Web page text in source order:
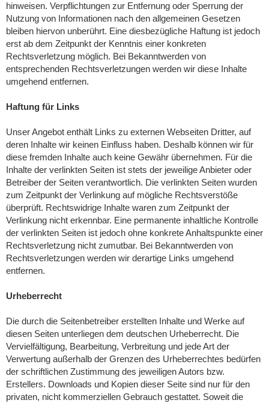
hinweisen. Verpflichtungen zur Entfernung oder Sperrung der
Nutzung von Informationen nach den allgemeinen Gesetzen
bleiben hiervon unberührt. Eine diesbezügliche Haftung ist jedoch
erst ab dem Zeitpunkt der Kenntnis einer konkreten
Rechtsverletzung möglich. Bei Bekanntwerden von
entsprechenden Rechtsverletzungen werden wir diese Inhalte
umgehend entfernen.
Haftung für Links
Unser Angebot enthält Links zu externen Webseiten Dritter, auf
deren Inhalte wir keinen Einfluss haben. Deshalb können wir für
diese fremden Inhalte auch keine Gewähr übernehmen. Für die
Inhalte der verlinkten Seiten ist stets der jeweilige Anbieter oder
Betreiber der Seiten verantwortlich. Die verlinkten Seiten wurden
zum Zeitpunkt der Verlinkung auf mögliche Rechtsverstöße
überprüft. Rechtswidrige Inhalte waren zum Zeitpunkt der
Verlinkung nicht erkennbar. Eine permanente inhaltliche Kontrolle
der verlinkten Seiten ist jedoch ohne konkrete Anhaltspunkte einer
Rechtsverletzung nicht zumutbar. Bei Bekanntwerden von
Rechtsverletzungen werden wir derartige Links umgehend
entfernen.
Urheberrecht
Die durch die Seitenbetreiber erstellten Inhalte und Werke auf
diesen Seiten unterliegen dem deutschen Urheberrecht. Die
Vervielfältigung, Bearbeitung, Verbreitung und jede Art der
Verwertung außerhalb der Grenzen des Urheberrechtes bedürfen
der schriftlichen Zustimmung des jeweiligen Autors bzw.
Erstellers. Downloads und Kopien dieser Seite sind nur für den
privaten, nicht kommerziellen Gebrauch gestattet. Soweit die